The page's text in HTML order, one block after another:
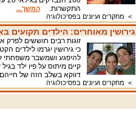
התקשרות.המשך...
> מחקרים ועיונים בפסיכולוגיה
גירושין מאוחרים: הילדים תקועים
זוגות רבים חוששים
כי גירושין יגרמו לילדים
להיפגע ושמשבר משפחתי
קיים מיתוס על פיו ילד
דווקא בשלב הזה של
> מחקרים ועיונים בפסיכולוגיה